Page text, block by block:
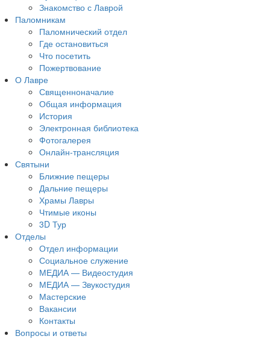
Знакомство с Лаврой
Паломникам
Паломнический отдел
Где остановиться
Что посетить
Пожертвование
О Лавре
Священноначалие
Общая информация
История
Электронная библиотека
Фотогалерея
Онлайн-трансляция
Святыни
Ближние пещеры
Дальние пещеры
Храмы Лавры
Чтимые иконы
3D Тур
Отделы
Отдел информации
Социальное служение
МЕДИА — Видеостудия
МЕДИА — Звукостудия
Мастерские
Вакансии
Контакты
Вопросы и ответы